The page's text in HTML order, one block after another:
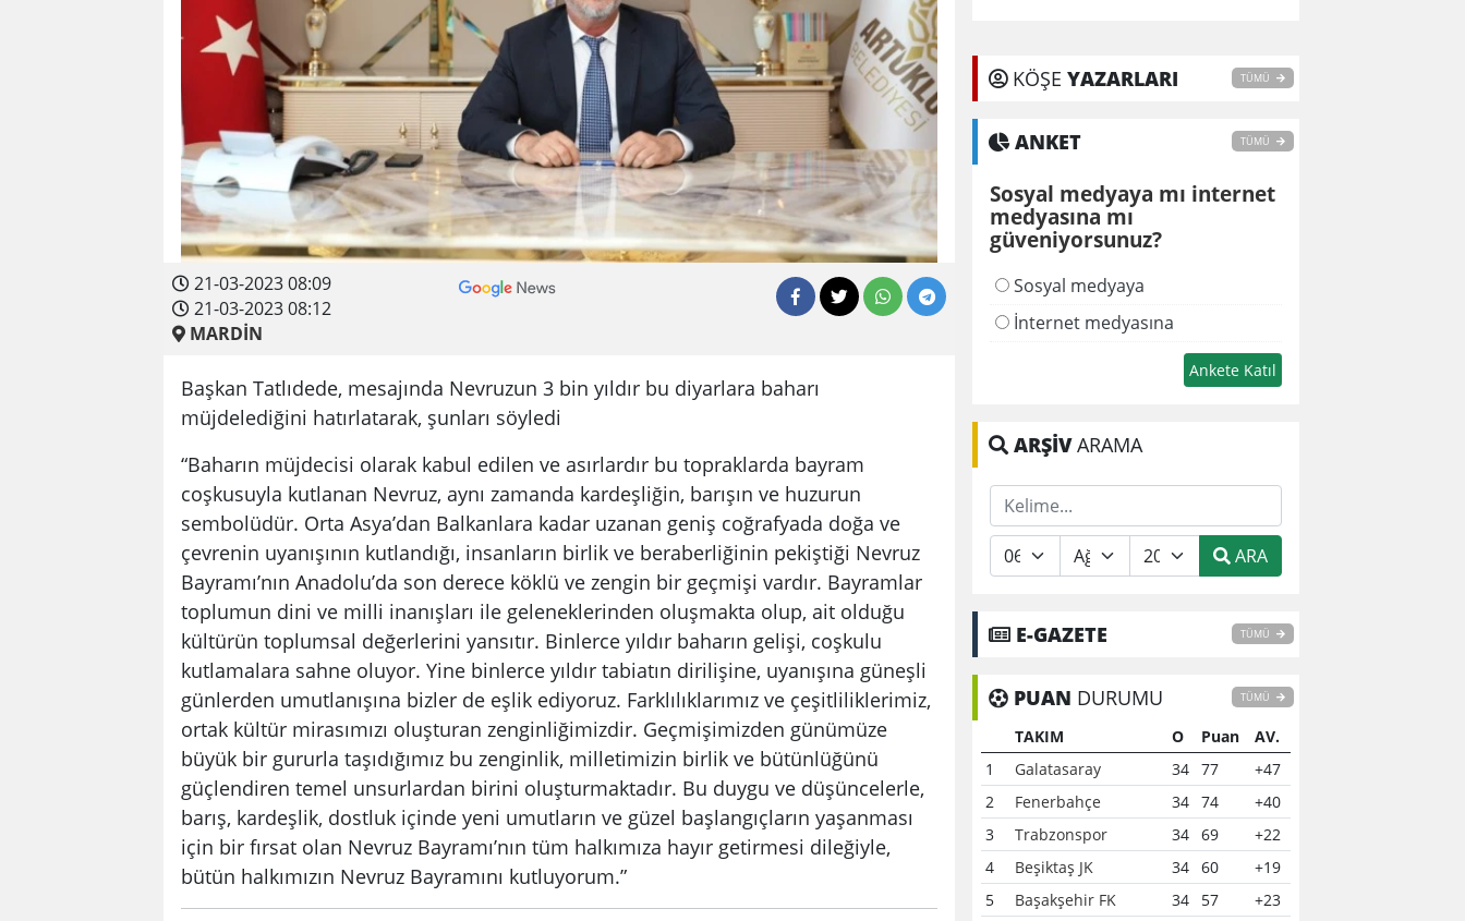
21-03-2023 08:09
21-03-2023 08:12
MARDİN
Başkan Tatlıdede, mesajında Nevruzun 3 bin yıldır bu diyarlara baharı
müjdelediğini hatırlatarak, şunları söyledi
“Baharın müjdecisi olarak kabul edilen ve asırlardır bu topraklarda bayram
coşkusuyla kutlanan Nevruz, aynı zamanda kardeşliğin, barışın ve huzurun
sembolüdür. Orta Asya’dan Balkanlara kadar uzanan geniş coğrafyada doğa ve
çevrenin uyanışının kutlandığı, insanların birlik ve beraberliğinin pekiştiği Nevruz
Bayramı’nın Anadolu’da son derece köklü ve zengin bir geçmişi vardır. Bayramlar
toplumun dini ve milli inanışları ile geleneklerinden oluşmakta olup, ait olduğu
kültürün toplumsal değerlerini yansıtır. Binlerce yıldır baharın gelişi, coşkulu
kutlamalara sahne oluyor. Yine binlerce yıldır tabiatın dirilişine, uyanışına güneşli
günlerden umutlanışına bizler de eşlik ediyoruz. Farklılıklarımız ve çeşitliliklerimiz,
ortak kültür mirasımızı oluşturan zenginliğimizdir. Geçmişimizden günümüze
büyük bir gururla taşıdığımız bu zenginlik, milletimizin birlik ve bütünlüğünü
güçlendiren temel unsurlardan birini oluşturmaktadır. Bu duygu ve düşüncelerle,
barış, kardeşlik, dostluk içinde yeni umutların ve güzel başlangıçların yaşanması
için bir fırsat olan Nevruz Bayramı’nın tüm halkımıza hayır getirmesi dileğiyle,
bütün halkımızın Nevruz Bayramını kutluyorum.”
KÖŞE YAZARLARI TÜMÜ
ANKET TÜMÜ
Sosyal medyaya mı internet
medyasına mı
güveniyorsunuz?
Sosyal medyaya
İnternet medyasına
ARŞİVARAMA
ARA
E-GAZETE TÜMÜ
PUAN DURUMU TÜMÜ
TAKIM O Puan
AV.
1
Galatasaray 34 77
+47
2
Fenerbahçe 34 74
+40
3
Trabzonspor 34 69
+22
4
Beşiktaş JK 34 60
+19
5
Başakşehir FK 34 57
+23